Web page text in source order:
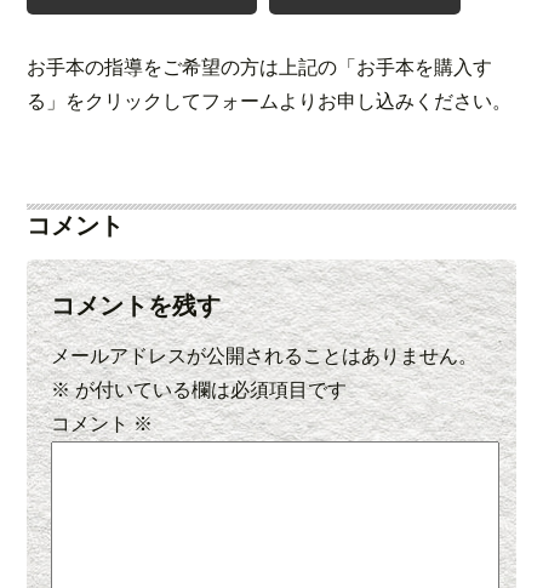
お手本の指導をご希望の方は上記の「お手本を購入す
る」をクリックしてフォームよりお申し込みください。
コメント
コメントを残す
メールアドレスが公開されることはありません。
※が付いている欄は必須項目です
コメント※